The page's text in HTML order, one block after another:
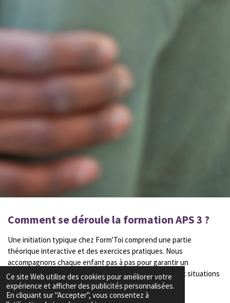
Ce site Web utilise des cookies pour améliorer votre
expérience et afficher des publicités personnalisées.
En cliquant sur "Accepter", vous consentez à
Comment se déroule la formation APS 3 ?
Une initiation typique chez Form'Toi comprend une partie
théorique interactive et des exercices pratiques. Nous
accompagnons chaque enfant pas à pas pour garantir un
apprentissage optimal et une préparation adéquate aux situations
d'urgence.